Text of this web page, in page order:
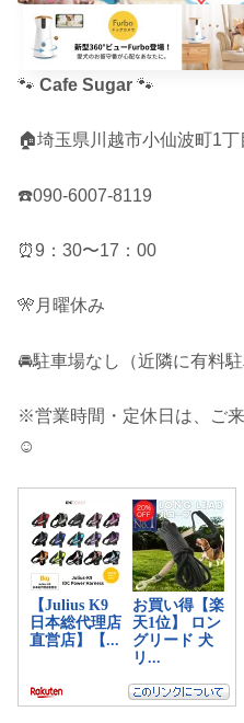
🐾 Cafe Sugar 🐾
🏠埼玉県川越市小仙波町1丁
☎️090-6007-8119
⏰9：30〜17：00
🎌月曜休み
🚘駐車場なし（近隣に有料駐
※営業時間・定休日は、ご
☺︎